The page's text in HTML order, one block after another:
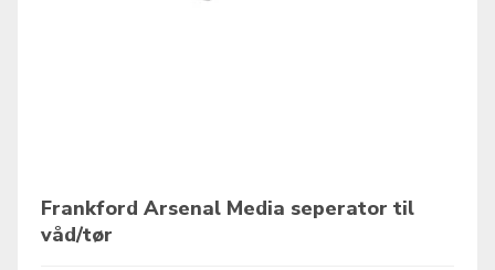
Frankford Arsenal Media seperator til
våd/tør